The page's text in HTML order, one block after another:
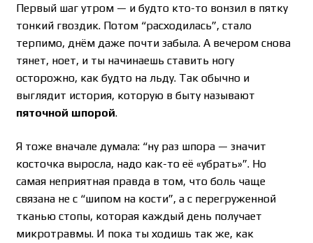
в Израиле: закон, доверие и особенности рынка
Рекомендации
Статьи
Первый шаг утром — и будто кто-то вонзил в пятку
тонкий гвоздик. Потом “расходилась”, стало
терпимо, днём даже почти забыла. А вечером снова
тянет, ноет, и ты начинаешь ставить ногу
осторожно, как будто на льду. Так обычно и
выглядит история, которую в быту называют
пяточной шпорой.
Я тоже вначале думала: “ну раз шпора — значит
косточка выросла, надо как-то её «убрать»”. Но
самая неприятная правда в том, что боль чаще
связана не с “шипом на кости”, а с перегруженной
тканью стопы, которая каждый день получает
микротравмы. И пока ты ходишь так же, как